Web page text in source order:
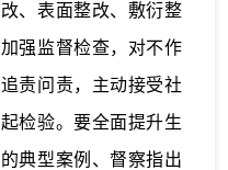
、表面整改、敷衍整
强监督检查，对不作
责问责，主动接受社
检验。要全面提升生
典型案例、督察指出